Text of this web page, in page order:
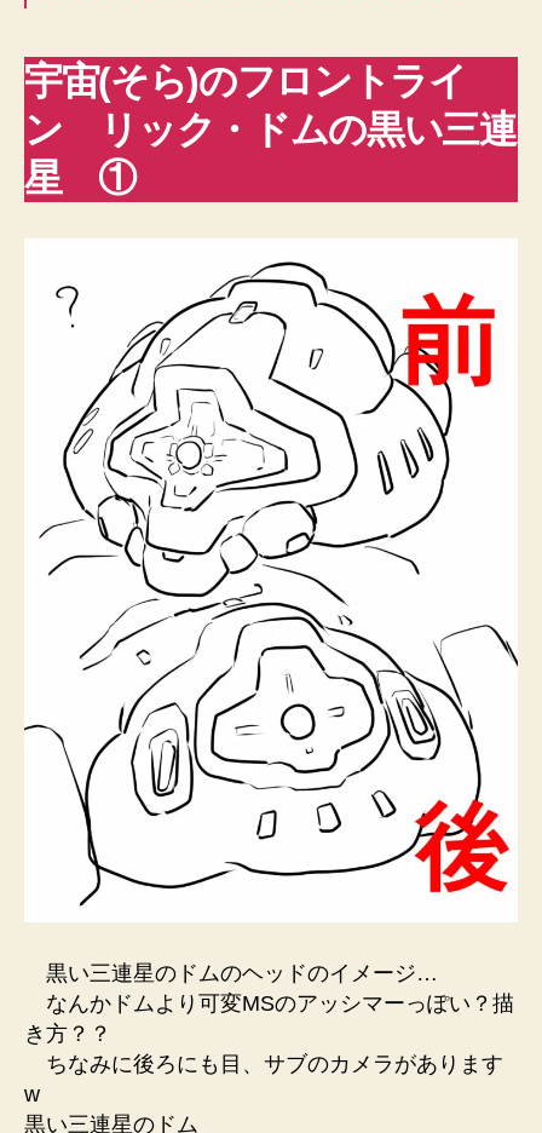
宇宙(そら)のフロントライ
ン リック・ドムの黒い三連
星 ①
黒い三連星のドムのヘッドのイメージ…
なんかドムより可変MSのアッシマーっぽい？描
き方？？
ちなみに後ろにも目、サブのカメラがあります
w
黒い三連星のドム